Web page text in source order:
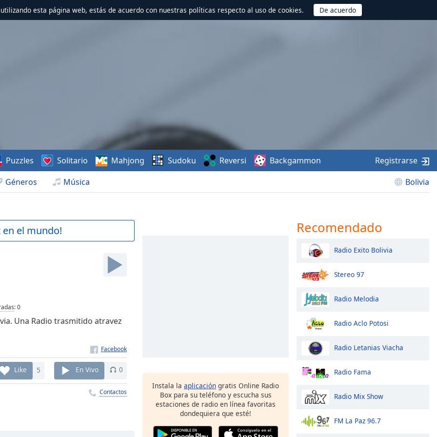
esta página web, estás de acuerdo con nuestras políticas respecto al uso de cookies.
Géneros Música Bolivia
Puzzles Solitario Mahjong Sudoku Reversi Backgammon Registrarse
en el mundo!
:0
Una Radio trasmitido atravez
Like 5 En Vivo 0
Contactos
Instala la aplicación gratis Online Radio
Box para su teléfono y escucha sus
estaciones de radio en línea favoritas
dondequiera que esté!
Recomendado
Radio Exito Bolivia
Stereo 97
Radio Melodia
Radio Aclo Potosi
Radio Letanias Viacha
Radio Fama
Radio Mix Show
FM La Paz 96.7